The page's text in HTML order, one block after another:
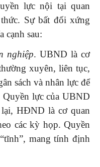
lực nội tại quan
Sự bất đối xứng
cạnh sau:
nghiệp. UBND là cơ
xuyên, liên tục,
sách và nhân lực để
lực của UBND
HĐND là cơ quan
các kỳ họp. Quyền
mang tính định